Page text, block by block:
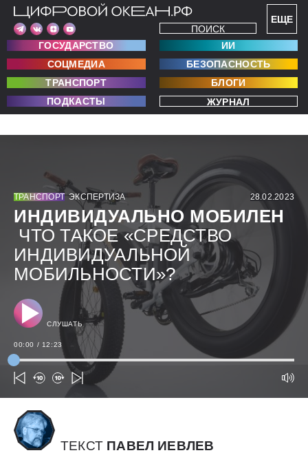
ЕЩЕ
ПОИСК
ГОСУДАРСТВО
ИИ
СОЦМЕДИА
БЕЗОПАСНОСТЬ
ТРАНСПОРТ
БЛОГИ
ПОДКАСТЫ
ЖУРНАЛ
ТРАНСПОРТ ЭКСПЕРТИЗА 28.02.2023
ИНДИВИДУАЛЬНО МОБИЛЕН
ЧТО ТАКОЕ «СРЕДСТВО
ИНДИВИДУАЛЬНОЙ
МОБИЛЬНОСТИ»?
СЛУШАТЬ
00:00 / 12:23
ТЕКСТ ПАВЕЛ ИЕВЛЕВ